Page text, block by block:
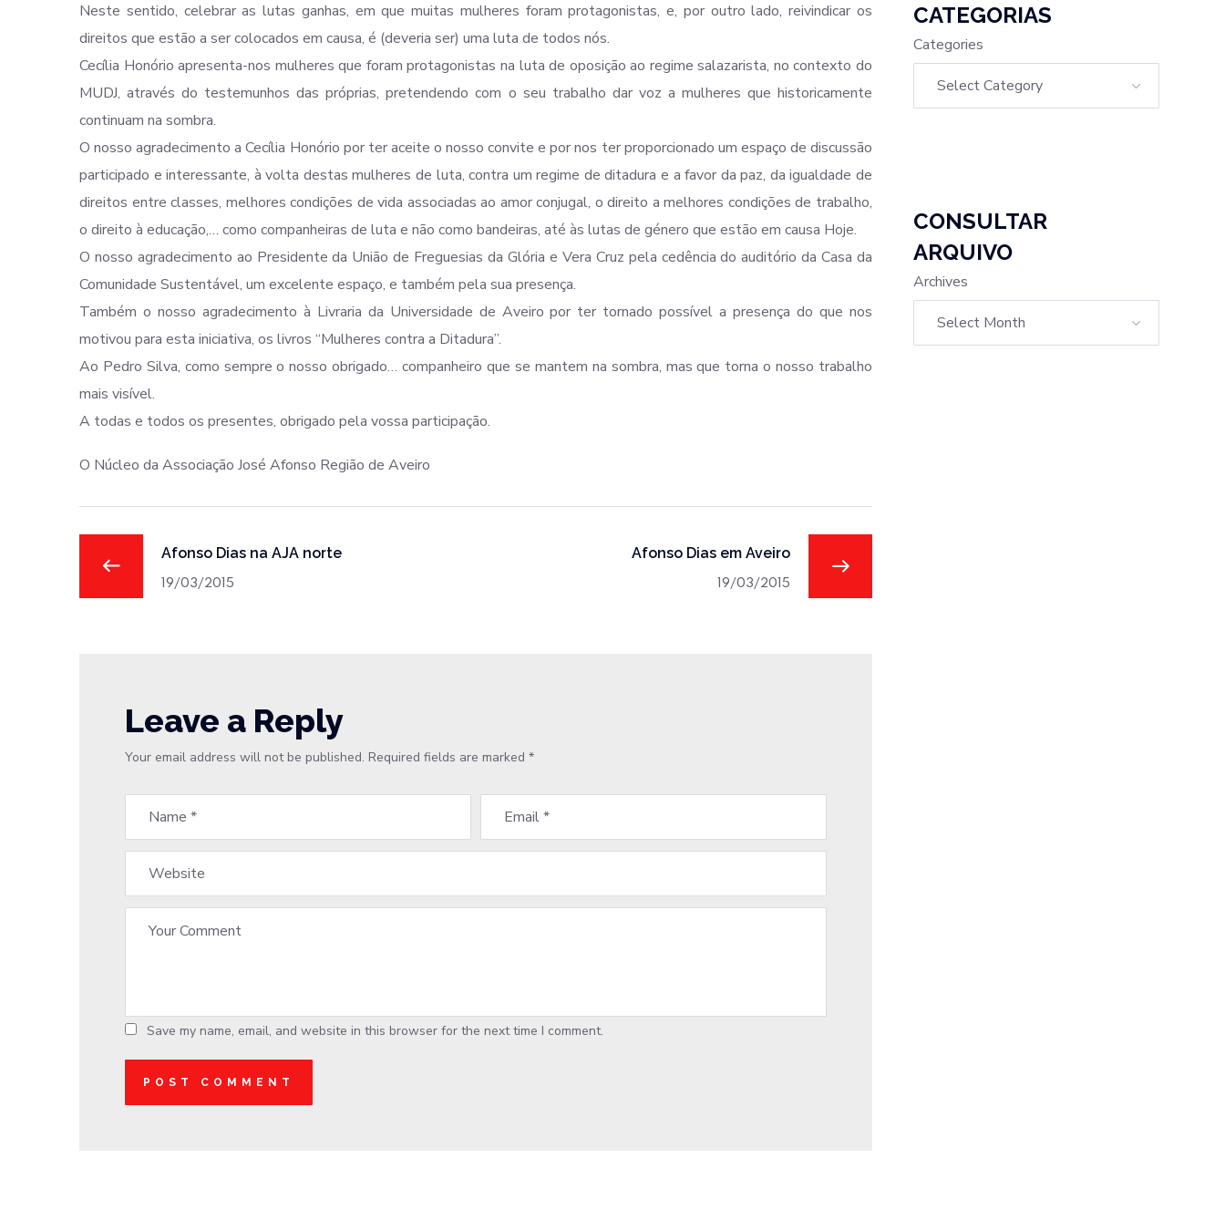
Neste sentido, celebrar as lutas ganhas, em que muitas mulheres foram protagonistas, e, por outro lado, reivindicar os
direitos que estão a ser colocados em causa, é (deveria ser) uma luta de todos nós.
Cecília Honório apresenta-nos mulheres que foram protagonistas na luta de oposição ao regime salazarista, no contexto do
MUDJ, através do testemunhos das próprias, pretendendo com o seu trabalho dar voz a mulheres que historicamente
continuam na sombra.
O nosso agradecimento a Cecília Honório por ter aceite o nosso convite e por nos ter proporcionado um espaço de discussão
participado e interessante, à volta destas mulheres de luta, contra um regime de ditadura e a favor da paz, da igualdade de
direitos entre classes, melhores condições de vida associadas ao amor conjugal, o direito a melhores condições de trabalho,
o direito à educação,… como companheiras de luta e não como bandeiras, até às lutas de género que estão em causa Hoje.
O nosso agradecimento ao Presidente da União de Freguesias da Glória e Vera Cruz pela cedência do auditório da Casa da
Comunidade Sustentável, um excelente espaço, e também pela sua presença.
Também o nosso agradecimento à Livraria da Universidade de Aveiro por ter tornado possível a presença do que nos
motivou para esta iniciativa, os livros “Mulheres contra a Ditadura”.
Ao Pedro Silva, como sempre o nosso obrigado… companheiro que se mantem na sombra, mas que torna o nosso trabalho
mais visível.
A todas e todos os presentes, obrigado pela vossa participação.
O Núcleo da Associação José Afonso Região de Aveiro
Afonso Dias na AJA norte
19/03/2015
Afonso Dias em Aveiro
19/03/2015
Leave a Reply
Your email address will not be published. Required fields are marked *
Save my name, email, and website in this browser for the next time I comment.
CATEGORIAS
Categories
CONSULTAR
ARQUIVO
Archives